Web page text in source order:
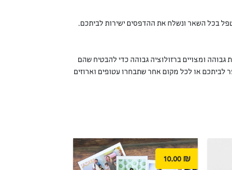
בכל השאר ונשלח את ההדפסים ישירות לביתכם.
גבוהה ומצויים ברזולוציה גבוהה כדי להבטיח שהם
לביתכם או לכל מקום אחר שתבחרו עטופים וארוזים
₪
10.00